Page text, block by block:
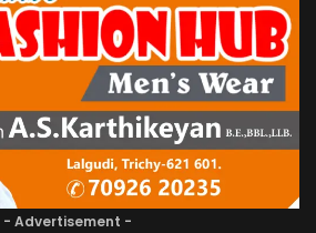
- Advertisement -